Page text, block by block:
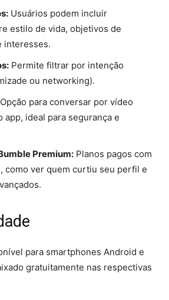
Usuários podem incluir
estilo de vida, objetivos de
interesses.
Permite filtrar por intenção
ou networking).
Opção para conversar por vídeo
ideal para segurança e
Premium: Planos pagos com
como ver quem curtiu seu perfil e
para smartphones Android e
gratuitamente nas respectivas